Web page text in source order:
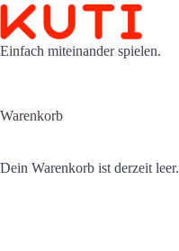
Zum
Inhalt
springen
Einfach miteinander spielen.
Warenkorb
Dein Warenkorb ist derzeit leer.